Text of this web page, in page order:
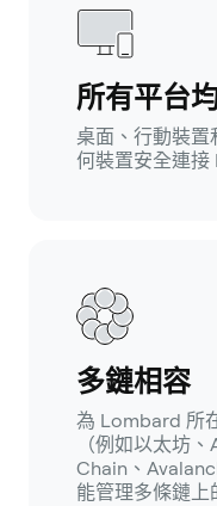
所有平台
桌面、行動裝
何裝置安全連接
多鏈相容
為 Lombard 所
（例如以太坊
Chain、
能管理多條鏈上